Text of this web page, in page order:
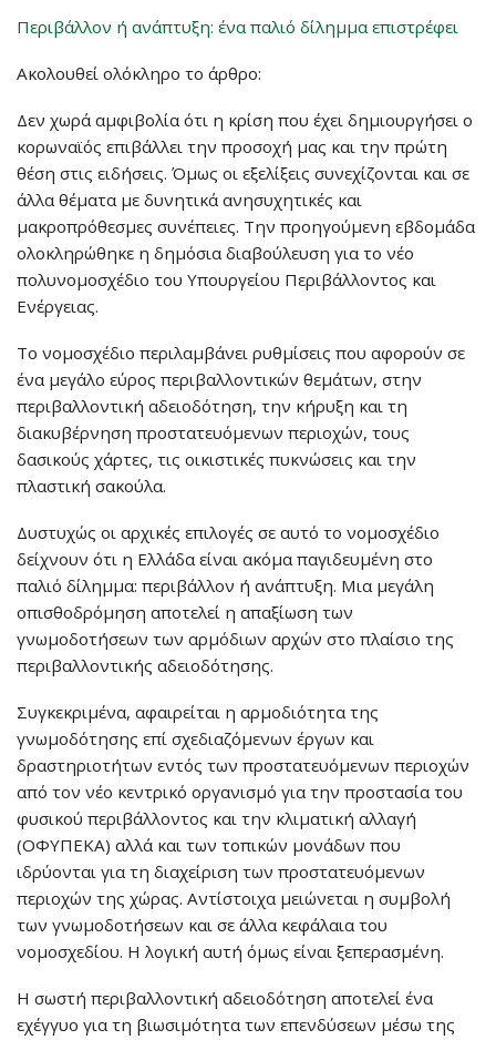
Περιβάλλον ή ανάπτυξη: ένα παλιό δίλημμα επιστρέφει
Ακολουθεί ολόκληρο το άρθρο:
Δεν χωρά αμφιβολία ότι η κρίση που έχει δημιουργήσει ο
κορωναϊός επιβάλλει την προσοχή μας και την πρώτη
θέση στις ειδήσεις. Όμως οι εξελίξεις συνεχίζονται και σε
άλλα θέματα με δυνητικά ανησυχητικές και
μακροπρόθεσμες συνέπειες. Tην προηγούμενη εβδομάδα
ολοκληρώθηκε η δημόσια διαβούλευση για το νέο
πολυνομοσχέδιο του Υπουργείου Περιβάλλοντος και
Ενέργειας.
Το νομοσχέδιο περιλαμβάνει ρυθμίσεις που αφορούν σε
ένα μεγάλο εύρος περιβαλλοντικών θεμάτων, στην
περιβαλλοντική αδειοδότηση, την κήρυξη και τη
διακυβέρνηση προστατευόμενων περιοχών, τους
δασικούς χάρτες, τις οικιστικές πυκνώσεις και την
πλαστική σακούλα.
Δυστυχώς οι αρχικές επιλογές σε αυτό το νομοσχέδιο
δείχνουν ότι η Ελλάδα είναι ακόμα παγιδευμένη στο
παλιό δίλημμα: περιβάλλον ή ανάπτυξη. Μια μεγάλη
οπισθοδρόμηση αποτελεί η απαξίωση των
γνωμοδοτήσεων των αρμόδιων αρχών στο πλαίσιο της
περιβαλλοντικής αδειοδότησης.
Συγκεκριμένα, αφαιρείται η αρμοδιότητα της
γνωμοδότησης επί σχεδιαζόμενων έργων και
δραστηριοτήτων εντός των προστατευόμενων περιοχών
από τον νέο κεντρικό οργανισμό για την προστασία του
φυσικού περιβάλλοντος και την κλιματική αλλαγή
(ΟΦΥΠΕΚΑ) αλλά και των τοπικών μονάδων που
ιδρύονται για τη διαχείριση των προστατευόμενων
περιοχών της χώρας. Αντίστοιχα μειώνεται η συμβολή
των γνωμοδοτήσεων και σε άλλα κεφάλαια του
νομοσχεδίου. Η λογική αυτή όμως είναι ξεπερασμένη.
Η σωστή περιβαλλοντική αδειοδότηση αποτελεί ένα
εχέγγυο για τη βιωσιμότητα των επενδύσεων μέσω της